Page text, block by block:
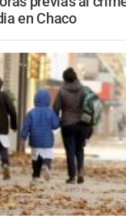
en Chaco